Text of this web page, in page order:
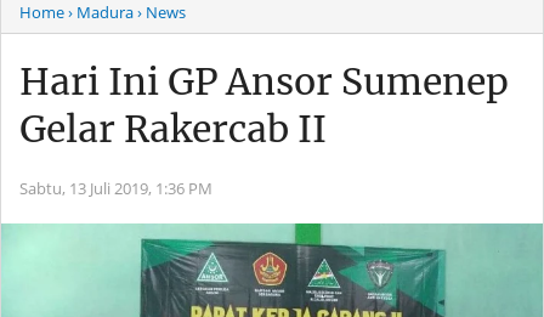
Home› Madura› News
Hari Ini GP Ansor Sumenep
Gelar Rakercab II
Sabtu, 13 Juli 2019, 1:36 PM